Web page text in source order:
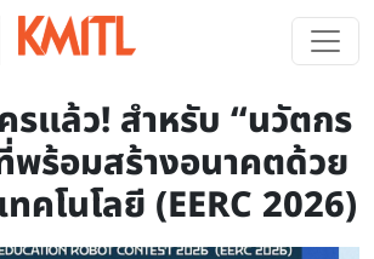
รแล้ว! สำหรับ “นวัตกร
พร้อมสร้างอนาคตด้วย
ทคโนโลยี (EERC 2026)